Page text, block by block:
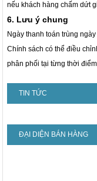
nếu khách hàng chấm dứt
6. Lưu ý chung
Ngày thanh toán trùng
Chính sách có thể điều
phân phối tại từng thời
TIN TỨC
ĐẠI DIỆN BÁN HÀNG